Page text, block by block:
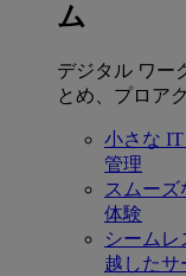
ム
デジタル ワー
とめ、プロア
小さな
管理
スムーズ
体験
シームレ
越したサ